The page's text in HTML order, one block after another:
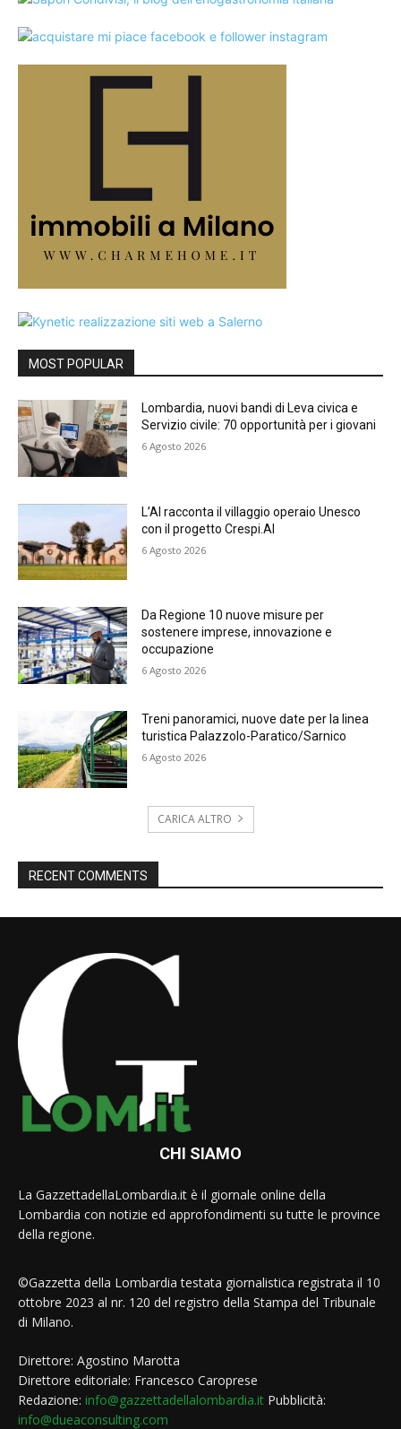
MOST POPULAR
Lombardia, nuovi bandi di Leva civica e
Servizio civile: 70 opportunità per i giovani
6 Agosto 2026
L’AI racconta il villaggio operaio Unesco
con il progetto Crespi.AI
6 Agosto 2026
Da Regione 10 nuove misure per
sostenere imprese, innovazione e
occupazione
6 Agosto 2026
Treni panoramici, nuove date per la linea
turistica Palazzolo-Paratico/Sarnico
6 Agosto 2026
CARICA ALTRO
RECENT COMMENTS
CHI SIAMO
La GazzettadellaLombardia.it è il giornale online della
Lombardia con notizie ed approfondimenti su tutte le province
della regione.
©Gazzetta della Lombardia testata giornalistica registrata il 10
ottobre 2023 al nr. 120 del registro della Stampa del Tribunale
di Milano.
Direttore: Agostino Marotta
Direttore editoriale: Francesco Caroprese
Redazione: info@gazzettadellalombardia.it Pubblicità:
info@dueaconsulting.com